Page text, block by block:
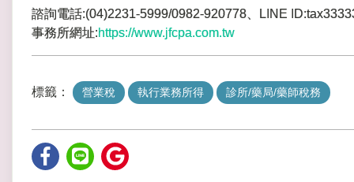
諮詢電話:(04)2231-5999/0982-920778、LINE
事務所網址:https://www.jfcpa.com.tw
標籤： 營業稅 執行業務所得 診所/藥局/藥師稅務